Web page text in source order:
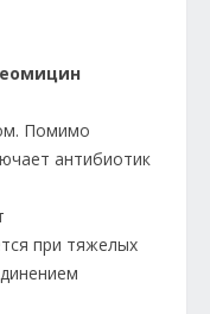
Помимо
антибиотик
при тяжелых